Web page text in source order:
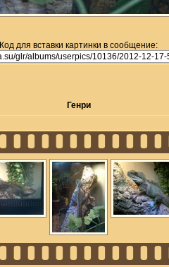
Код для вставки картинки в сообщение:
Генри